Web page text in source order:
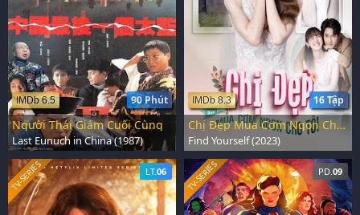
90 Phút
IMDb 6.5
Người Thái Giám Cuối Cùng
Last Eunuch in China (1987)
16 Tập
IMDb 8.3
Chị Đẹp Mua Cơm Ngon Cho Tôi
Find Yourself (2023)
LT.06
TV-SERIES PD. 09
TV-SERIES